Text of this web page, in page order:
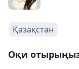
Қазақстан
Оқи